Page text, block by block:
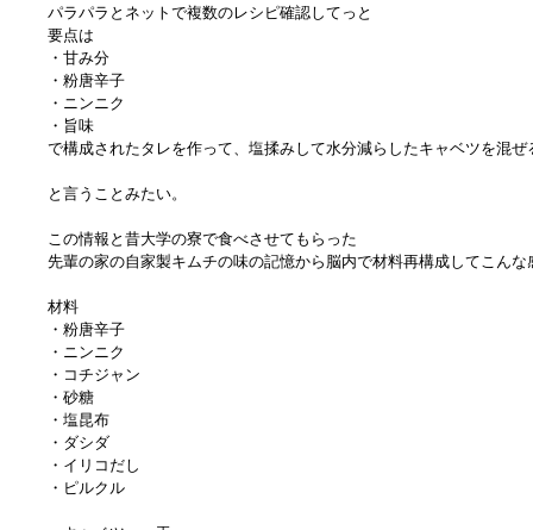
パラパラとネットで複数のレシピ確認してっと
要点は
・甘み分
・粉唐辛子
・ニンニク
・旨味
で構成されたタレを作って、 塩揉みして水分減らしたキャベツを混ぜ
と言うことみたい。
この情報と昔大学の寮で食べさせてもらった
先輩の家の自家製キムチの味の記憶から脳内で材料再構成してこんな
材料
・粉唐辛子
・ニンニク
・コチジャン
・砂糖
・塩昆布
・ダシダ
・イリコだし
・ピルクル